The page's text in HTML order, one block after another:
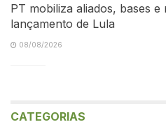
PT mobiliza aliados, bases
lançamento de Lula
08/08/2026
CATEGORIAS